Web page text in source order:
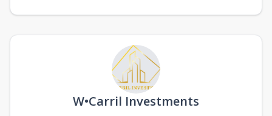
W•Carril Investments